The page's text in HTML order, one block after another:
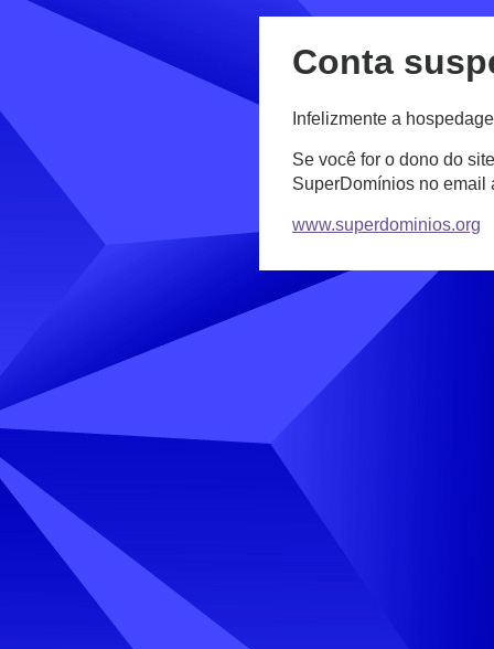
Conta
Infelizmente a
Se você for o dono do
SuperDomínios no email
www.superdominios.org